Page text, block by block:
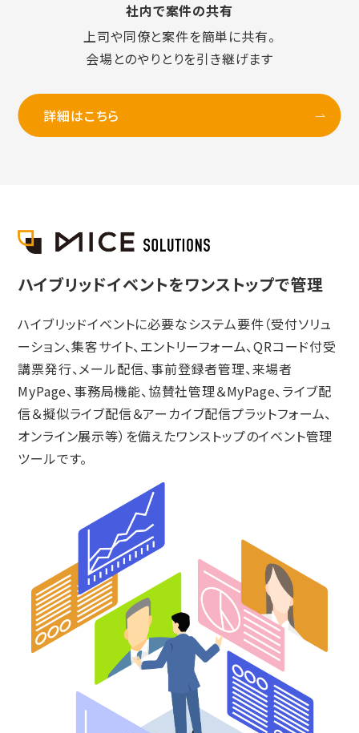
社内で案件の共有
上司や同僚と案件を簡単に共有。
会場とのやりとりを引き継げます
詳細はこちら
ハイブリッドイベントをワンストップで管理
ハイブリッドイベントに必要なシステム要件（受付ソリュ
ーション、集客サイト、エントリーフォーム、QRコード付受
講票発行、メール配信、事前登録者管理、来場者
MyPage、事務局機能、協賛社管理＆MyPage、ライブ配
信＆擬似ライブ配信＆アーカイブ配信プラットフォーム、
オンライン展示等）を備えたワンストップのイベント管理
ツールです。